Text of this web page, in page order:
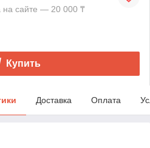
на сайте — 20 000 ₸
Купить
Доставка Оплата